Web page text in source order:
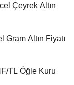
Çeyrek Altın
Gram Altın Fiyatı
TL Öğle Kuru